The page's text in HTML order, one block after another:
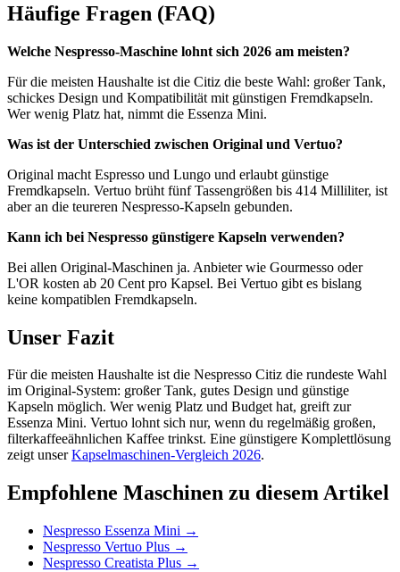
Häufige Fragen (FAQ)
Welche Nespresso-Maschine lohnt sich 2026 am meisten?
Für die meisten Haushalte ist die Citiz die beste Wahl: großer Tank,
schickes Design und Kompatibilität mit günstigen Fremdkapseln.
Wer wenig Platz hat, nimmt die Essenza Mini.
Was ist der Unterschied zwischen Original und Vertuo?
Original macht Espresso und Lungo und erlaubt günstige
Fremdkapseln. Vertuo brüht fünf Tassengrößen bis 414 Milliliter, ist
aber an die teureren Nespresso-Kapseln gebunden.
Kann ich bei Nespresso günstigere Kapseln verwenden?
Bei allen Original-Maschinen ja. Anbieter wie Gourmesso oder
L'OR kosten ab 20 Cent pro Kapsel. Bei Vertuo gibt es bislang
keine kompatiblen Fremdkapseln.
Unser Fazit
Für die meisten Haushalte ist die Nespresso Citiz die rundeste Wahl
im Original-System: großer Tank, gutes Design und günstige
Kapseln möglich. Wer wenig Platz und Budget hat, greift zur
Essenza Mini. Vertuo lohnt sich nur, wenn du regelmäßig großen,
filterkaffeeähnlichen Kaffee trinkst. Eine günstigere Komplettlösung
zeigt unserKapselmaschinen-Vergleich 2026.
Empfohlene Maschinen zu diesem Artikel
Nespresso Essenza Mini →
Nespresso Vertuo Plus →
Nespresso Creatista Plus →